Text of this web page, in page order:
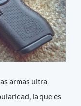
armas ultra
la que es